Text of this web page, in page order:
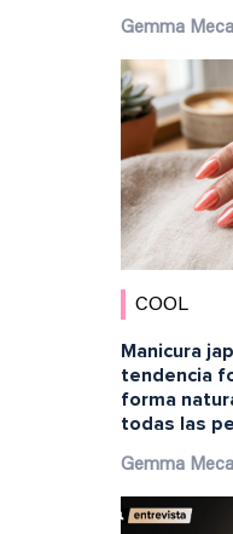
Gemma Meca
COOL
Manicura
tendencia
forma
todas las
Gemma Meca